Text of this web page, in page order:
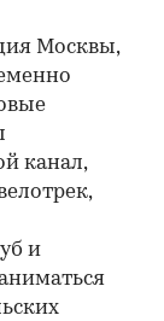
Москвы,
канал,
и